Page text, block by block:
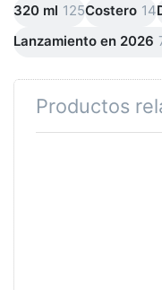
320 ml 125Costero 14
Lanzamiento en 2026
Productos